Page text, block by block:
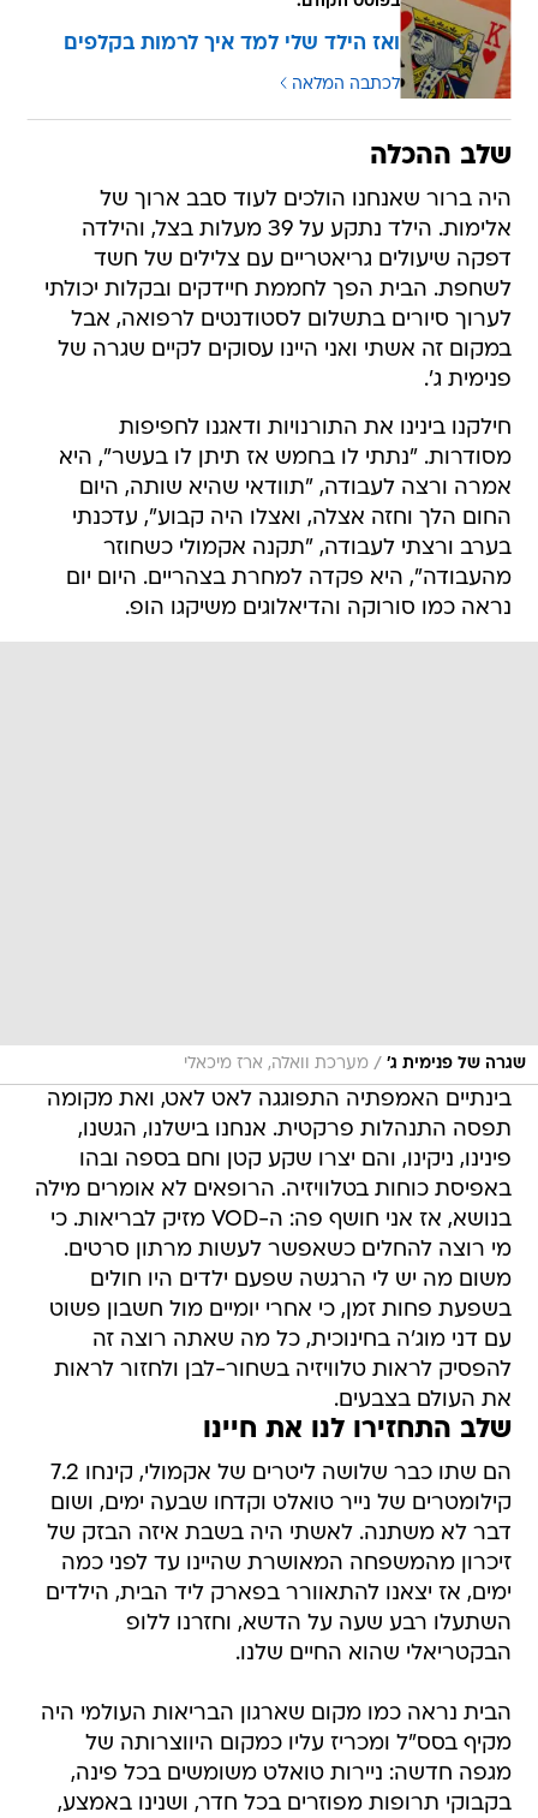
ואז הילד שלי למד איך לרמות בקלפים
לכתבה המלאה
שלב ההכלה
היה ברור שאנחנו הולכים לעוד סבב ארוך של
אלימות. הילד נתקע על 39 מעלות בצל, והילדה
דפקה שיעולים גריאטריים עם צלילים של חשד
לשחפת. הבית הפך לחממת חיידקים ובקלות יכולתי
לערוך סיורים בתשלום לסטודנטים לרפואה, אבל
במקום זה אשתי ואני היינו עסוקים לקיים שגרה של
פנימית ג'.
חילקנו בינינו את התורנויות ודאגנו לחפיפות
מסודרות. "נתתי לו בחמש אז תיתן לו בעשר", היא
אמרה ורצה לעבודה, "תוודאי שהיא שותה, היום
החום הלך וחזה אצלה, ואצלו היה קבוע", עדכנתי
בערב ורצתי לעבודה, "תקנה אקמולי כשחוזר
מהעבודה", היא פקדה למחרת בצהריים. היום יום
נראה כמו סורוקה והדיאלוגים משיקגו הופ.
שגרה של פנימית ג' / מערכת וואלה, ארז מיכאלי
בינתיים האמפתיה התפוגגה לאט לאט, ואת מקומה
תפסה התנהלות פרקטית. אנחנו בישלנו, הגשנו,
פינינו, ניקינו, והם יצרו שקע קטן וחם בספה ובהו
באפיסת כוחות בטלוויזיה. הרופאים לא אומרים מילה
בנושא, אז אני חושף פה: ה-VOD מזיק לבריאות. כי
מי רוצה להחלים כשאפשר לעשות מרתון סרטים.
משום מה יש לי הרגשה שפעם ילדים היו חולים
בשפעת פחות זמן, כי אחרי יומיים מול חשבון פשוט
עם דני מוג'ה בחינוכית, כל מה שאתה רוצה זה
להפסיק לראות טלוויזיה בשחור-לבן ולחזור לראות
את העולם בצבעים.
שלב התחזירו לנו את חיינו
הם שתו כבר שלושה ליטרים של אקמולי, קינחו 7.2
קילומטרים של נייר טואלט וקדחו שבעה ימים, ושום
דבר לא משתנה. לאשתי היה בשבת איזה הבזק של
זיכרון מהמשפחה המאושרת שהיינו עד לפני כמה
ימים, אז יצאנו להתאוורר בפארק ליד הבית, הילדים
השתעלו רבע שעה על הדשא, וחזרנו ללופ
הבקטריאלי שהוא החיים שלנו.
הבית נראה כמו מקום שארגון הבריאות העולמי היה
מקיף בסס"ל ומכריז עליו כמקום היווצרותה של
מגפה חדשה: ניירות טואלט משומשים בכל פינה,
בקבוקי תרופות מפוזרים בכל חדר, ושנינו באמצע,